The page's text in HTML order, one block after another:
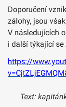
Doporučení
zálohy, jsou
V následujících
i další týkající se
https://
Text: